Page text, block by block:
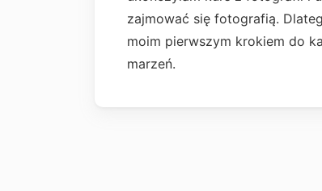
zajmować się fotografią.
moim pierwszym krokiem do
marzeń.